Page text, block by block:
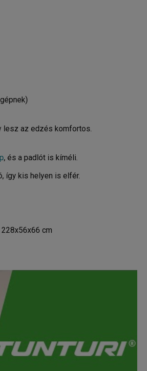
lesz az edzés komfortos.
, és a padlót is kíméli.
így kis helyen is elfér.
228x56x66 cm